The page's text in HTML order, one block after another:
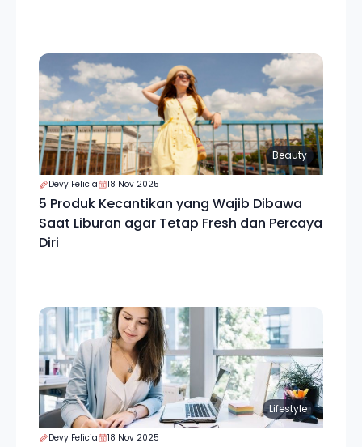
Beauty
Devy Felicia 18 Nov 2025
5 Produk Kecantikan yang Wajib Dibawa
Saat Liburan agar Tetap Fresh dan Percaya
Diri
Lifestyle
Devy Felicia 18 Nov 2025